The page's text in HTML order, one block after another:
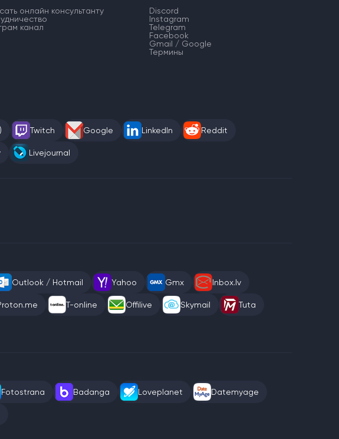
онлайн консультанту
канал
Discord
Instagram
Telegram
Facebook
Gmail / Google
Термины
Twitch Google LinkedIn Reddit
Livejournal
Outlook / Hotmail Yahoo Gmx Inbox.lv
T-online Offilive Skymail Tuta
Fotostrana Badanga Loveplanet Datemyage